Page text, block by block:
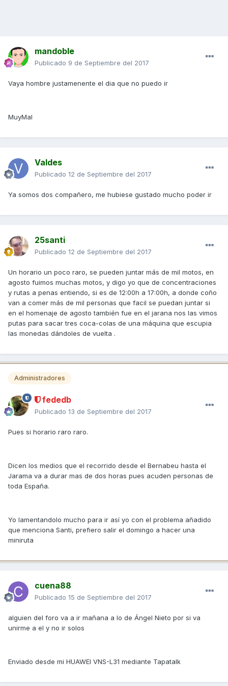
mandoble
Publicado 9 de Septiembre del 2017
Vaya hombre justamenente el dia que no puedo ir
MuyMal
Valdes
Publicado 12 de Septiembre del 2017
Ya somos dos compañero, me hubiese gustado mucho poder ir
25santi
Publicado 12 de Septiembre del 2017
Un horario un poco raro, se pueden juntar más de mil motos, en
agosto fuimos muchas motos, y digo yo que de concentraciones
y rutas a penas entiendo, si es de 12:00h a 17:00h, a donde coño
van a comer más de mil personas que facil se puedan juntar si
en el homenaje de agosto también fue en el jarana nos las vimos
putas para sacar tres coca-colas de una máquina que escupia
las monedas dándoles de vuelta .
Administradores
fededb
Publicado 13 de Septiembre del 2017
Pues si horario raro raro.
Dicen los medios que el recorrido desde el Bernabeu hasta el
Jarama va a durar mas de dos horas pues acuden personas de
toda España.
Yo lamentandolo mucho para ir así yo con el problema añadido
que menciona Santi, prefiero salir el domingo a hacer una
miniruta
cuena88
Publicado 15 de Septiembre del 2017
alguien del foro va a ir mañana a lo de Ángel Nieto por si va
unirme a el y no ir solos
Enviado desde mi HUAWEI VNS-L31 mediante Tapatalk